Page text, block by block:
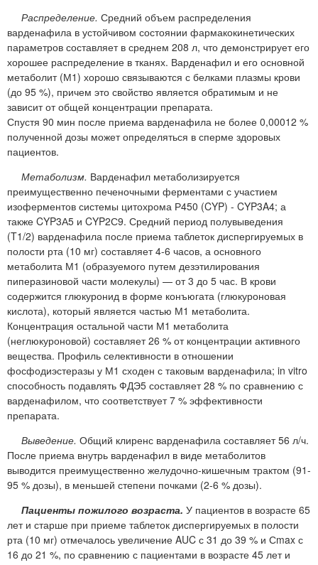
Распределение. Средний объем распределения
варденафила в устойчивом состоянии фармакокинетических
параметров составляет в среднем 208 л, что демонстрирует его
хорошее распределение в тканях. Варденафил и его основной
метаболит (М1) хорошо связываются с белками плазмы крови
(до 95 %), причем это свойство является обратимым и не
зависит от общей концентрации препарата.
Спустя 90 мин после приема варденафила не более 0,00012 %
полученной дозы может определяться в сперме здоровых
пациентов.
Метаболизм. Варденафил метаболизируется
преимущественно печеночными ферментами с участием
изоферментов системы цитохрома Р450 (CYP) - CYP3A4; а
также CYP3А5 и CYP2С9. Средний период полувыведения
(T1/2) варденафила после приема таблеток диспергируемых в
полости рта (10 мг) составляет 4-6 часов, а основного
метаболита М1 (образуемого путем дезэтилирования
пиперазиновой части молекулы) — от 3 до 5 час. В крови
содержится глюкуронид в форме конъюгата (глюкуроновая
кислота), который является частью М1 метаболита.
Концентрация остальной части М1 метаболита
(неглюкуроновой) составляет 26 % от концентрации активного
вещества. Профиль селективности в отношении
фосфодиэстеразы у М1 сходен с таковым варденафила; in vitro
способность подавлять ФДЭ5 составляет 28 % по сравнению с
варденафилом, что соответствует 7 % эффективности
препарата.
Выведение. Общий клиренс варденафила составляет 56 л/ч.
После приема внутрь варденафил в виде метаболитов
выводится преимущественно желудочно-кишечным трактом (91-
95 % дозы), в меньшей степени почками (2-6 % дозы).
Пациенты пожилого возраста. У пациентов в возрасте 65
лет и старше при приеме таблеток диспергируемых в полости
рта (10 мг) отмечалось увеличение AUC с 31 до 39 % и Сmax с
16 до 21 %, по сравнению с пациентами в возрасте 45 лет и